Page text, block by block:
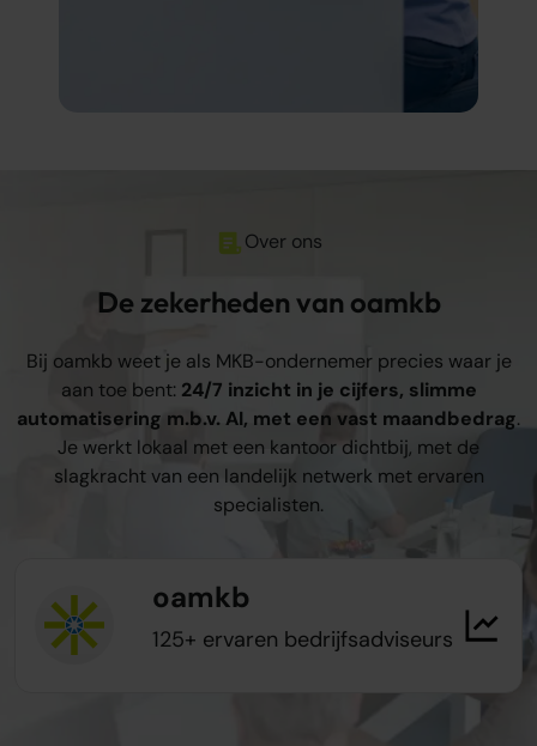
Over ons
De zekerheden van oamkb
Bij oamkb weet je als MKB-ondernemer precies waar je
aan toe bent: 24/7 inzicht in je cijfers, slimme
automatisering m.b.v. AI, met een vast maandbedrag.
Je werkt lokaal met een kantoor dichtbij, met de
slagkracht van een landelijk netwerk met ervaren
specialisten.
oamkb
125+ ervaren bedrijfsadviseurs